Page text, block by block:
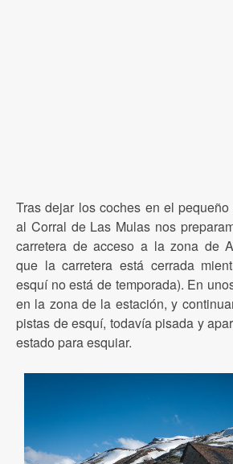
Tras dejar los coches en el
al Corral de Las Mulas nos
carretera de acceso a la zona de
que la carretera está cerrada
esquí no está de temporada). En
en la zona de la estación, y
pistas de esquí, todavía pisada y
estado para esquiar.